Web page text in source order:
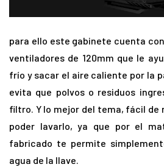
para ello este gabinete cuenta
ventiladores de 120mm que le
frío y sacar el aire caliente por la
evita que polvos o residuos
filtro. Y lo mejor del tema, fácil de
poder lavarlo, ya que por el
fabricado te permite
agua de la llave.